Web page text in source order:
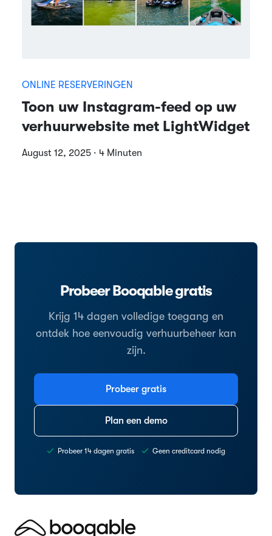
ONLINE RESERVERINGEN
Toon uw Instagram-feed op uw
verhuurwebsite met LightWidget
August 12, 2025 · 4 Minuten
Probeer Booqable gratis
Krijg 14 dagen volledige toegang en
ontdek hoe eenvoudig verhuurbeheer kan
zijn.
Probeer gratis
Plan een demo
Probeer 14 dagen gratis Geen creditcard nodig